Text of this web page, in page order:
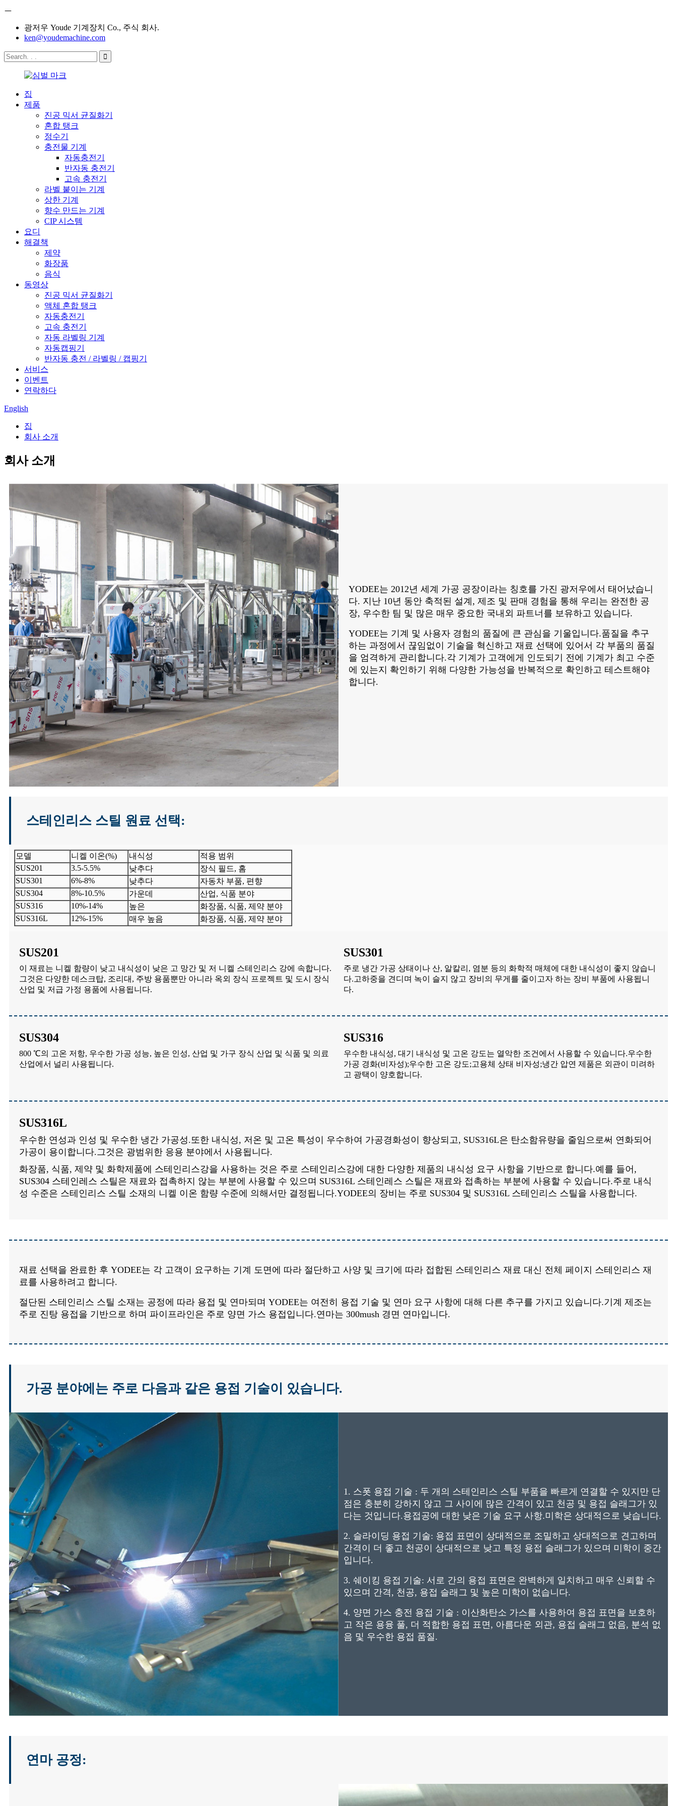
ㅡ
광저우 Youde 기계장치 Co., 주식 회사.
ken@youdemachine.com
집
제품
진공 믹서 균질화기
혼합 탱크
정수기
충전물 기계
자동충전기
반자동 충전기
고속 충전기
라벨 붙이는 기계
상한 기계
향수 만드는 기계
CIP 시스템
요디
해결책
제약
화장품
음식
동영상
진공 믹서 균질화기
액체 혼합 탱크
자동충전기
고속 충전기
자동 라벨링 기계
자동캡핑기
반자동 충전 / 라벨링 / 캡핑기
서비스
이벤트
연락하다
English
집
회사 소개
회사 소개
YODEE는 2012년 세계 가공 공장이라는 칭호를 가진 광저우에서 태어났습니
다. 지난 10년 동안 축적된 설계, 제조 및 판매 경험을 통해 우리는 완전한 공
장, 우수한 팀 및 많은 매우 중요한 국내외 파트너를 보유하고 있습니다.
YODEE는 기계 및 사용자 경험의 품질에 큰 관심을 기울입니다.품질을 추구
하는 과정에서 끊임없이 기술을 혁신하고 재료 선택에 있어서 각 부품의 품질
을 엄격하게 관리합니다.각 기계가 고객에게 인도되기 전에 기계가 최고 수준
에 있는지 확인하기 위해 다양한 가능성을 반복적으로 확인하고 테스트해야
합니다.
스테인리스 스틸 원료 선택:
모델 니켈 이온(%) 내식성
적용 범위
SUS201
3.5-5.5% 낮추다
장식 필드, 홈
SUS301
6%-8% 낮추다
자동차 부품, 편향
SUS304
8%-10.5% 가운데
산업, 식품 분야
SUS316
10%-14% 높은
화장품, 식품, 제약 분야
SUS316L
12%-15% 매우 높음 화장품, 식품, 제약 분야
SUS201
이 재료는 니켈 함량이 낮고 내식성이 낮은 고 망간 및 저 니켈 스테인리스 강에 속합니다.
그것은 다양한 데스크탑, 조리대, 주방 용품뿐만 아니라 옥외 장식 프로젝트 및 도시 장식
산업 및 저급 가정 용품에 사용됩니다.
SUS301
주로 냉간 가공 상태이나 산, 알칼리, 염분 등의 화학적 매체에 대한 내식성이 좋지 않습니
다.고하중을 견디며 녹이 슬지 않고 장비의 무게를 줄이고자 하는 장비 부품에 사용됩니
다.
SUS304
800 ℃의 고온 저항, 우수한 가공 성능, 높은 인성, 산업 및 가구 장식 산업 및 식품 및 의료
산업에서 널리 사용됩니다.
SUS316
우수한 내식성, 대기 내식성 및 고온 강도는 열악한 조건에서 사용할 수 있습니다.우수한
가공 경화(비자성);우수한 고온 강도;고용체 상태 비자성;냉간 압연 제품은 외관이 미려하
고 광택이 양호합니다.
SUS316L
우수한 연성과 인성 및 우수한 냉간 가공성.또한 내식성, 저온 및 고온 특성이 우수하여 가공경화성이 향상되고, SUS316L은 탄소함유량을 줄임으로써 연화되어
가공이 용이합니다.그것은 광범위한 응용 분야에서 사용됩니다.
화장품, 식품, 제약 및 화학제품에 스테인리스강을 사용하는 것은 주로 스테인리스강에 대한 다양한 제품의 내식성 요구 사항을 기반으로 합니다.예를 들어,
SUS304 스테인레스 스틸은 재료와 접촉하지 않는 부분에 사용할 수 있으며 SUS316L 스테인레스 스틸은 재료와 접촉하는 부분에 사용할 수 있습니다.주로 내식
성 수준은 스테인리스 스틸 소재의 니켈 이온 함량 수준에 의해서만 결정됩니다.YODEE의 장비는 주로 SUS304 및 SUS316L 스테인리스 스틸을 사용합니다.
재료 선택을 완료한 후 YODEE는 각 고객이 요구하는 기계 도면에 따라 절단하고 사양 및 크기에 따라 접합된 스테인리스 재료 대신 전체 페이지 스테인리스 재
료를 사용하려고 합니다.
절단된 스테인리스 스틸 소재는 공정에 따라 용접 및 연마되며 YODEE는 여전히 용접 기술 및 연마 요구 사항에 대해 다른 추구를 가지고 있습니다.기계 제조는
주로 진탕 용접을 기반으로 하며 파이프라인은 주로 양면 가스 용접입니다.연마는 300mush 경면 연마입니다.
가공 분야에는 주로 다음과 같은 용접 기술이 있습니다.
1. 스폿 용접 기술 : 두 개의 스테인리스 스틸 부품을 빠르게 연결할 수 있지만 단
점은 충분히 강하지 않고 그 사이에 많은 간격이 있고 천공 및 용접 슬래그가 있
다는 것입니다.용접공에 대한 낮은 기술 요구 사항.미학은 상대적으로 낮습니다.
2. 슬라이딩 용접 기술: 용접 표면이 상대적으로 조밀하고 상대적으로 견고하며
간격이 더 좋고 천공이 상대적으로 낮고 특정 용접 슬래그가 있으며 미학이 중간
입니다.
3. 쉐이킹 용접 기술: 서로 간의 용접 표면은 완벽하게 일치하고 매우 신뢰할 수
있으며 간격, 천공, 용접 슬래그 및 높은 미학이 없습니다.
4. 양면 가스 충전 용접 기술 : 이산화탄소 가스를 사용하여 용접 표면을 보호하
고 작은 용융 풀, 더 적합한 용접 표면, 아름다운 외관, 용접 슬래그 없음, 분석 없
음 및 우수한 용접 품질.
연마 공정: